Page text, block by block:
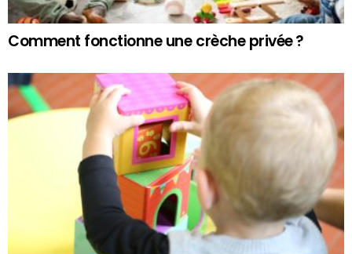
Comment fonctionne une crèche privée ?